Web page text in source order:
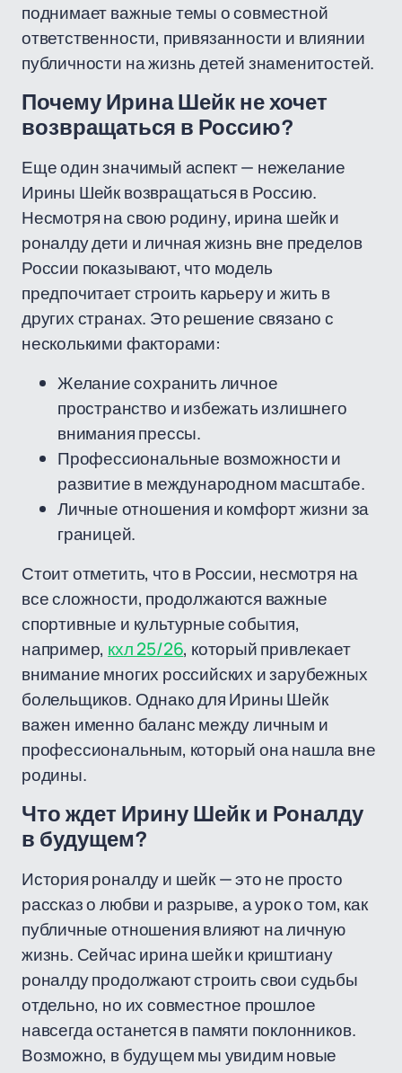
поднимает важные темы о совместной
ответственности, привязанности и влиянии
публичности на жизнь детей знаменитостей.
Почему Ирина Шейк не хочет
возвращаться в Россию?
Еще один значимый аспект — нежелание
Ирины Шейк возвращаться в Россию.
Несмотря на свою родину, ирина шейк и
роналду дети и личная жизнь вне пределов
России показывают, что модель
предпочитает строить карьеру и жить в
других странах. Это решение связано с
несколькими факторами:
Желание сохранить личное
пространство и избежать излишнего
внимания прессы.
Профессиональные возможности и
развитие в международном масштабе.
Личные отношения и комфорт жизни за
границей.
Стоит отметить, что в России, несмотря на
все сложности, продолжаются важные
спортивные и культурные события,
например, кхл 25/26, который привлекает
внимание многих российских и зарубежных
болельщиков. Однако для Ирины Шейк
важен именно баланс между личным и
профессиональным, который она нашла вне
родины.
Что ждет Ирину Шейк и Роналду
в будущем?
История роналду и шейк — это не просто
рассказ о любви и разрыве, а урок о том, как
публичные отношения влияют на личную
жизнь. Сейчас ирина шейк и криштиану
роналду продолжают строить свои судьбы
отдельно, но их совместное прошлое
навсегда останется в памяти поклонников.
Возможно, в будущем мы увидим новые